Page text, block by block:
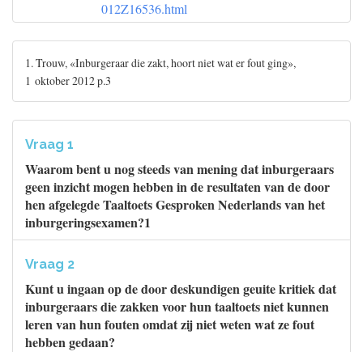
012Z16536.html
1. Trouw, «Inburgeraar die zakt, hoort niet wat er fout ging»,
1 oktober 2012 p.3
Vraag 1
Waarom bent u nog steeds van mening dat inburgeraars
geen inzicht mogen hebben in de resultaten van de door
hen afgelegde Taaltoets Gesproken Nederlands van het
inburgeringsexamen?1
Vraag 2
Kunt u ingaan op de door deskundigen geuite kritiek dat
inburgeraars die zakken voor hun taaltoets niet kunnen
leren van hun fouten omdat zij niet weten wat ze fout
hebben gedaan?